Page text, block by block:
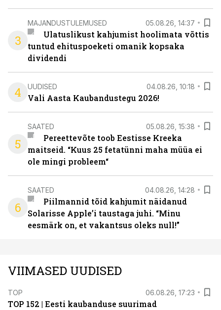
3
MAJANDUSTULEMUSED 05.08.26, 14:37
Ulatuslikust kahjumist hoolimata võttis
tuntud ehituspoeketi omanik kopsaka
dividendi
4 UUDISED 04.08.26, 10:18
Vali Aasta Kaubandustegu 2026!
5
SAATED 05.08.26, 15:38
Pereettevõte toob Eestisse Kreeka
maitseid. “Kuus 25 fetatünni maha müüa ei
ole mingi probleem“
6
SAATED 04.08.26, 14:28
Piilmannid tõid kahjumit näidanud
Solarisse Apple’i taustaga juhi. “Minu
eesmärk on, et vakantsus oleks null!”
VIIMASED UUDISED
TOP 06.08.26, 17:23
TOP 152 | Eesti kaubanduse suurimad